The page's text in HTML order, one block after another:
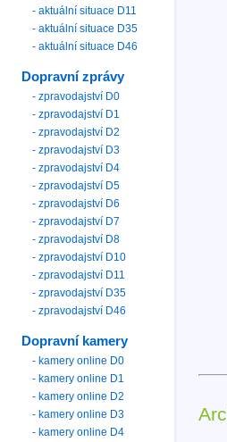
- aktuální situace D11
- aktuální situace D35
- aktuální situace D46
Dopravní zprávy
- zpravodajství D0
- zpravodajství D1
- zpravodajství D2
- zpravodajství D3
- zpravodajství D4
- zpravodajství D5
- zpravodajství D6
- zpravodajství D7
- zpravodajství D8
- zpravodajství D10
- zpravodajství D11
- zpravodajství D35
- zpravodajství D46
Dopravní kamery
- kamery online D0
- kamery online D1
- kamery online D2
- kamery online D3
- kamery online D4